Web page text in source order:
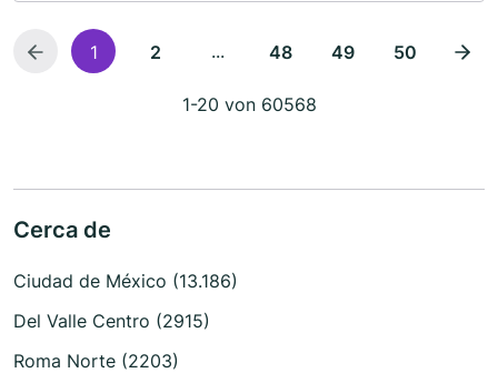
1 2 ... 48 49 50
1-20 von 60568
Cerca de
Ciudad de México (13.186)
Del Valle Centro (2915)
Roma Norte (2203)